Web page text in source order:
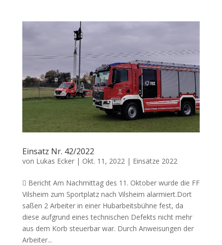
Einsatz Nr. 42/2022
von Lukas Ecker| Okt. 11, 2022 | Einsätze 2022
 Bericht Am Nachmittag des 11. Oktober wurde die FF
Vilsheim zum Sportplatz nach Vilsheim alarmiert.Dort
saßen 2 Arbeiter in einer Hubarbeitsbühne fest, da
diese aufgrund eines technischen Defekts nicht mehr
aus dem Korb steuerbar war. Durch Anweisungen der
Arbeiter...